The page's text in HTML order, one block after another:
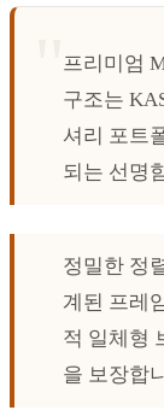
프리미엄
구조는
셔리 포트
되는 선명
정밀한 정
계된 프레
적 일체형
을 보장합